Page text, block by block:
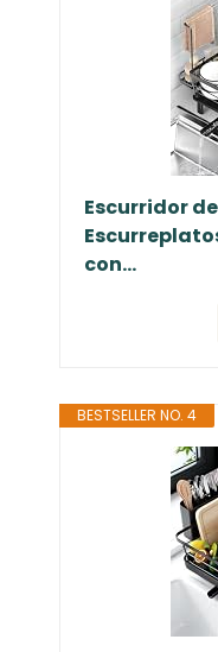
Escurridor
con...
BESTSELLER NO. 4